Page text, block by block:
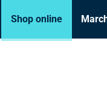
Shop online